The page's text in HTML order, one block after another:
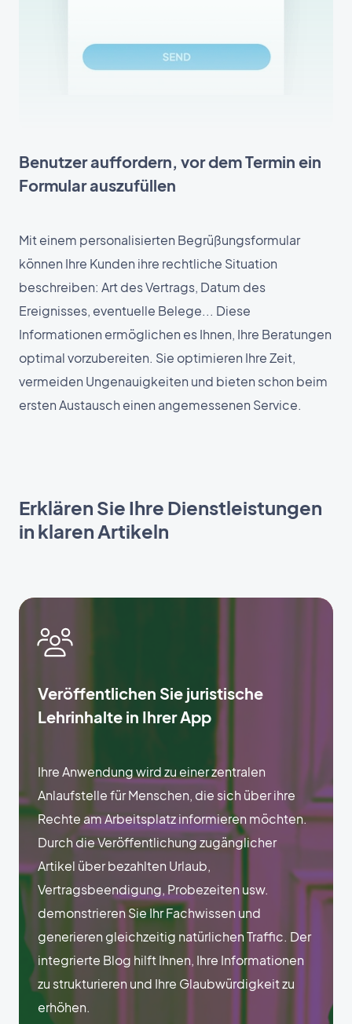
Benutzer auffordern, vor dem Termin ein
Formular auszufüllen
Mit einem personalisierten Begrüßungsformular
können Ihre Kunden ihre rechtliche Situation
beschreiben: Art des Vertrags, Datum des
Ereignisses, eventuelle Belege... Diese
Informationen ermöglichen es Ihnen, Ihre Beratungen
optimal vorzubereiten. Sie optimieren Ihre Zeit,
vermeiden Ungenauigkeiten und bieten schon beim
ersten Austausch einen angemessenen Service.
Erklären Sie Ihre Dienstleistungen
in klaren Artikeln
Veröffentlichen Sie juristische
Lehrinhalte in Ihrer App
Ihre Anwendung wird zu einer zentralen
Anlaufstelle für Menschen, die sich über ihre
Rechte am Arbeitsplatz informieren möchten.
Durch die Veröffentlichung zugänglicher
Artikel über bezahlten Urlaub,
Vertragsbeendigung, Probezeiten usw.
demonstrieren Sie Ihr Fachwissen und
generieren gleichzeitig natürlichen Traffic. Der
integrierte Blog hilft Ihnen, Ihre Informationen
zu strukturieren und Ihre Glaubwürdigkeit zu
erhöhen.